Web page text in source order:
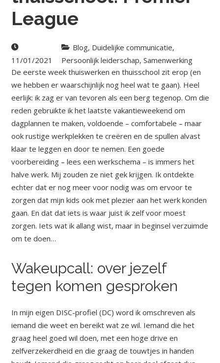
League
11/01/2021
Blog, Duidelijke communicatie,
Persoonlijk leiderschap, Samenwerking
De eerste week thuiswerken en thuisschool zit erop (en
we hebben er waarschijnlijk nog heel wat te gaan). Heel
eerlijk: ik zag er van tevoren als een berg tegenop. Om die
reden gebruikte ik het laatste vakantieweekend om
dagplannen te maken, voldoende – comfortabele – maar
ook rustige werkplekken te creëren en de spullen alvast
klaar te leggen en door te nemen. Een goede
voorbereiding – lees een werkschema – is immers het
halve werk. Mij zouden ze niet gek krijgen. Ik ontdekte
echter dat er nog meer voor nodig was om ervoor te
zorgen dat mijn kids ook met plezier aan het werk konden
gaan. En dat dat iets is waar juist ik zelf voor moest
zorgen. Iets wat ik allang wist, maar in beginsel verzuimde
om te doen…
Wakeupcall: over jezelf
tegen komen gesproken
In mijn eigen DISC-profiel (DC) word ik omschreven als
iemand die weet en bereikt wat ze wil. Iemand die het
graag heel goed wil doen, met een hoge drive en
zelfverzekerdheid en die graag de touwtjes in handen